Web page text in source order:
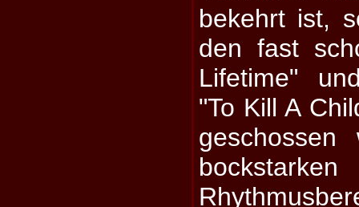
bekehrt ist,
den fast
Lifetime"
"To Kill A